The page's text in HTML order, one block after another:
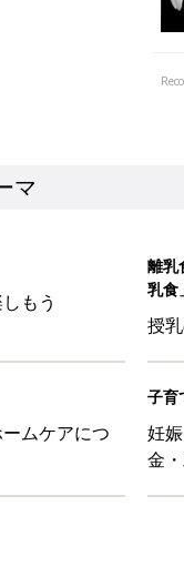
マ
もう
離乳
乳食
授
ムケアにつ
子育
妊
金